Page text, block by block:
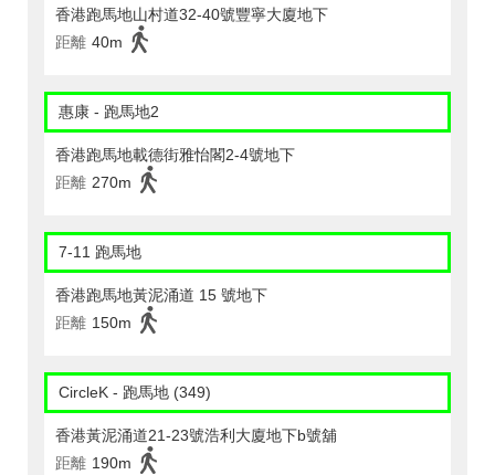
香港跑馬地山村道32-40號豐寧大廈地下
距離 40m
惠康 - 跑馬地2
香港跑馬地載德街雅怡閣2-4號地下
距離 270m
7-11 跑馬地
香港跑馬地黃泥涌道 15 號地下
距離 150m
CircleK - 跑馬地 (349)
香港黃泥涌道21-23號浩利大廈地下b號舖
距離 190m